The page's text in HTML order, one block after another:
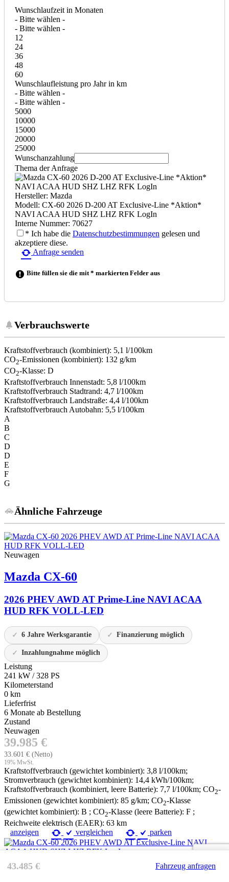
Wunschlaufzeit in Monaten
- Bitte wählen -
- Bitte wählen -
12
24
36
48
60
Wunschlaufleistung pro Jahr in km
- Bitte wählen -
- Bitte wählen -
5000
10000
15000
20000
25000
Wunschanzahlung
Thema der Anfrage
Hersteller: Mazda
Modell: CX-60 2026 D-200 AT Exclusive-Line *Aktion*
NAVI ACAA HUD SHZ LHZ RFK LogIn
Interne Nummer: 70627
* Ich habe die Datenschutzbestimmungen gelesen und
akzeptiere diese.
Anfrage senden
Bitte füllen sie die mit * markierten Felder aus
Verbrauchswerte
Kraftstoffverbrauch (kombiniert): 5,1 l/100km
CO2-Emissionen (kombiniert): 132 g/km
CO2-Klasse: D
Kraftstoffverbrauch Innenstadt: 5,8 l/100km
Kraftstoffverbrauch Stadtrand: 4,7 l/100km
Kraftstoffverbrauch Landstraße: 4,4 l/100km
Kraftstoffverbrauch Autobahn: 5,5 l/100km
A
B
C
D
D
E
F
G
Ähnliche Fahrzeuge
Neuwagen
Mazda CX-60
2026 PHEV AWD AT Prime-Line NAVI ACAA
HUD RFK VOLL-LED
6 Jahre Werksgarantie Finanzierung möglich
Inzahlungnahme möglich
Leistung
241 kW / 328 PS
Kilometerstand
0 km
Lieferfrist
6 Monate ab Bestellung
Zustand
Neuwagen
39.985 €
33.601 € (Netto)
19% MwSt.
Kraftstoffverbrauch (gewichtet kombiniert): 3,8 l/100km;
Stromverbrauch (gewichtet kombiniert): 14,4 kWh/100km;
Kraftstoffverbrauch (kombiniert, leere Batterie): 7,7 l/100km; CO2-
Emissionen (gewichtet kombiniert): 85 g/km; CO2-Klasse
(gewichtet kombiniert): B ; CO2-Klasse (leere Batterie): F ;
Reichweite elektrisch (EAER): 63 km
anzeigen
vergleichen parken
43.485 € Fahrzeug anfragen